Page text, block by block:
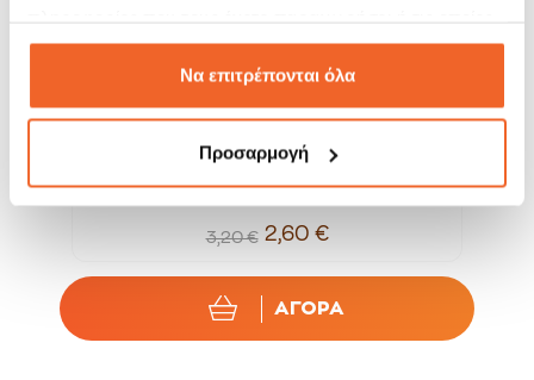
έχουν συλλέξει σε σχέση με την από μέρους σας χρήση
των υπηρεσιών τους.Να επιτρέπονται όλα
Προσαρμογή
3,20 € 2,60 €
ΑΓΟΡΑ